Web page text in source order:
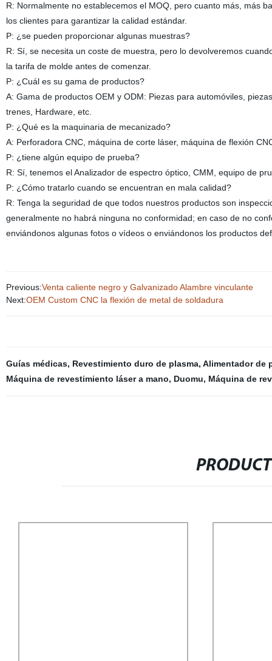
R: Normalmente no establecemos el MOQ, pero cuanto más, más
los clientes para garantizar la calidad estándar.
P: ¿se pueden proporcionar algunas muestras?
R: Sí, se necesita un coste de muestra, pero lo devolveremos
la tarifa de molde antes de comenzar.
P: ¿Cuál es su gama de productos?
A: Gama de productos OEM y ODM: Piezas para automóviles,
trenes, Hardware, etc.
P: ¿Qué es la maquinaria de mecanizado?
A: Perforadora CNC, máquina de corte láser, máquina de flexión
P: ¿tiene algún equipo de prueba?
R: Sí, tenemos el Analizador de espectro óptico, CMM, equipo de
P: ¿Cómo tratarlo cuando se encuentran en mala calidad?
R: Tenga la seguridad de que todos nuestros productos son
generalmente no habrá ninguna no conformidad; en caso de no
enviándonos algunas fotos o vídeos o enviándonos los productos
Previous:Venta caliente negro y Galvanizado Alambre vinculante
Next:OEM Custom CNC la flexión de metal de soldadura
Guías médicas, Revestimiento duro de plasma, Alimentador de
Máquina de revestimiento láser a mano, Duomu, Máquina de